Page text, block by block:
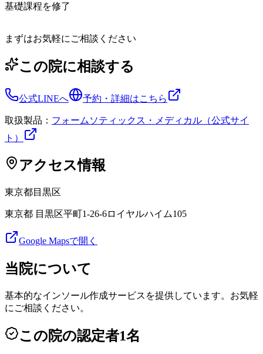
基礎課程を修了
まずはお気軽にご相談ください
この院に相談する
公式LINEへ 予約・詳細はこちら
取扱製品： フォームソティックス・メディカル（公式サイ
ト）
アクセス情報
東京都目黒区
東京都 目黒区平町1-26-6ロイヤルハイム105
Google Mapsで開く
当院について
基本的なインソール作成サービスを提供しています。お気軽
にご相談ください。
この院の認定者1名